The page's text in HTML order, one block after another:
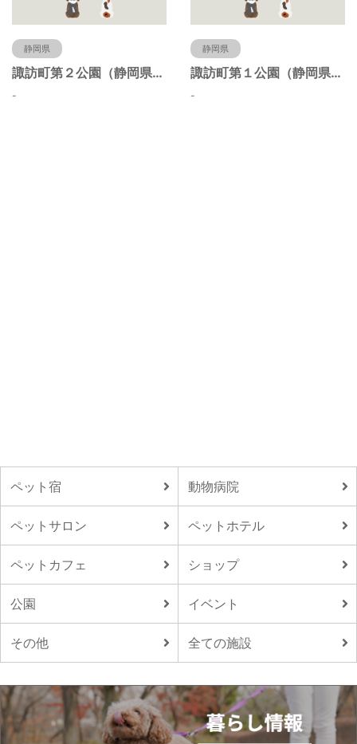
静岡県
諏訪町第２公園（静岡県静岡市）
-
静岡県
諏訪町第１公園（静岡県静岡市）
-
ペット宿 動物病院
ペットサロン ペットホテル
ペットカフェ ショップ
公園 イベント
その他 全ての施設